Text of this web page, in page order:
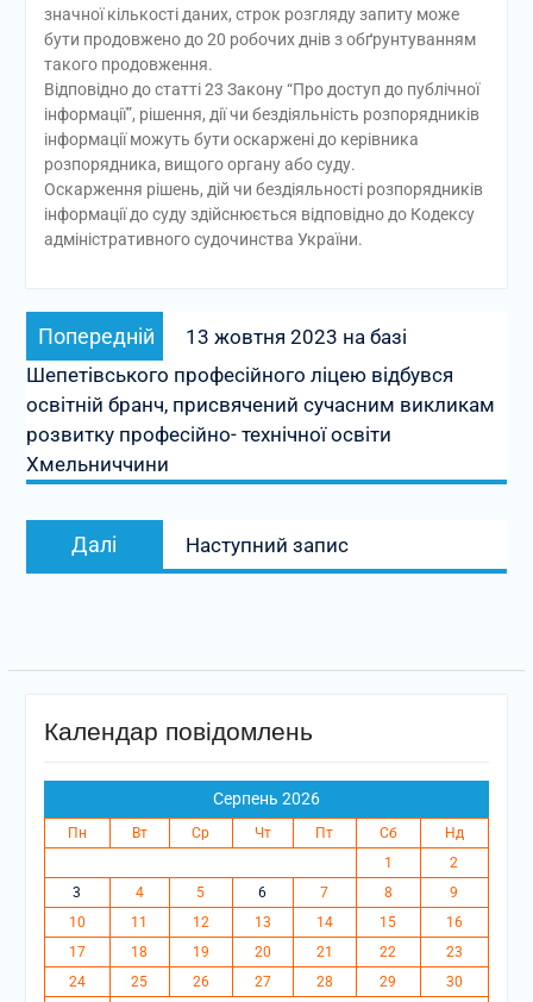
значної кількості даних, строк розгляду запиту може
бути продовжено до 20 робочих днів з обґрунтуванням
такого продовження.
Відповідно до статті 23 Закону “Про доступ до публічної
інформації”, рішення, дії чи бездіяльність розпорядників
інформації можуть бути оскаржені до керівника
розпорядника, вищого органу або суду.
Оскарження рішень, дій чи бездіяльності розпорядників
інформації до суду здійснюється відповідно до Кодексу
адміністративного судочинства України.
Навігація
записів
Попередній
запис:
13 жовтня 2023 на базі
Шепетівського професійного ліцею відбувся
освітній бранч, присвячений сучасним викликам
розвитку професійно- технічної освіти
Хмельниччини
Далі
запис:
Наступний запис
Календар повідомлень
Серпень 2026
Пн Вт Ср Чт Пт Сб
Нд
1
2
3
4 5 6 7 8
9
10
11 12 13 14 15
16
17
18 19 20 21 22
23
24
25 26 27 28 29
30